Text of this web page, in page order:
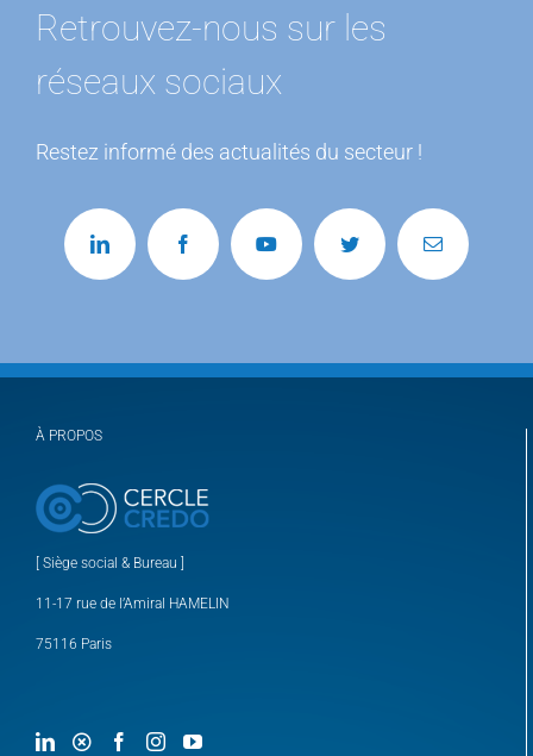
Retrouvez-nous sur les
réseaux sociaux
Restez informé des actualités du secteur !
À PROPOS
[ Siège social & Bureau ]
11-17 rue de l’Amiral HAMELIN
75116 Paris